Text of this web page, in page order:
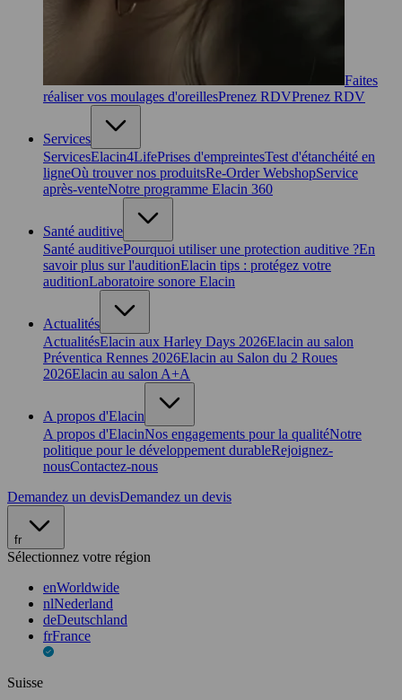
Faites
réaliser vos moulages d'oreillesPrenez RDVPrenez RDV
Services
ServicesElacin4LifePrises d'empreintesTest d'étanchéité en
ligneOù trouver nos produitsRe-Order WebshopService
après-venteNotre programme Elacin 360
Santé auditive
Santé auditivePourquoi utiliser une protection auditive ?En
savoir plus sur l'auditionElacin tips : protégez votre
auditionLaboratoire sonore Elacin
Actualités
ActualitésElacin aux Harley Days 2026Elacin au salon
Préventica Rennes 2026Elacin au Salon du 2 Roues
2026Elacin au salon A+A
A propos d'Elacin
A propos d'ElacinNos engagements pour la qualitéNotre
politique pour le développement durableRejoignez-
nousContactez-nous
Demandez un devisDemandez un devis
fr
Sélectionnez votre région
enWorldwide
nlNederland
deDeutschland
frFrance
Suisse